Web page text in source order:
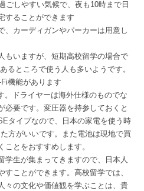
ごしやすい気候で、夜も10時まで日
することができます
、カーディガンやパーカーは用意し
もいますが、短期高校留学の場合で
るところで使う人も多いようです。
機能があります
。ドライヤーは海外仕様のものでな
必要です。変圧器を持参しておくと
タイプなので、日本の家電を使う時
方がいいです。また電池は現地で買
ことをおすすめします。
学生が集まってきますので、日本人
ことができます。高校留学では、
々の文化や価値観を学ぶことは、貴